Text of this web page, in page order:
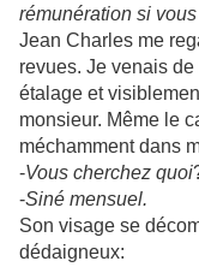
rémunération si
Jean Charles me
revues. Je venais
étalage et
monsieur. Même le
méchamment dans
-Vous cherchez quoi
-Siné mensuel.
Son visage se
dédaigneux: